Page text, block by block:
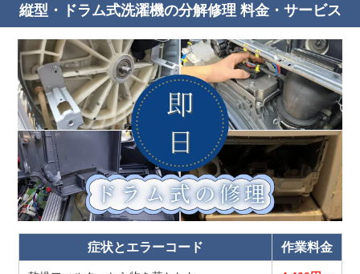
縦型・ドラム式洗濯機の分解修理 料金・サービス
症状とエラーコード 作業料金